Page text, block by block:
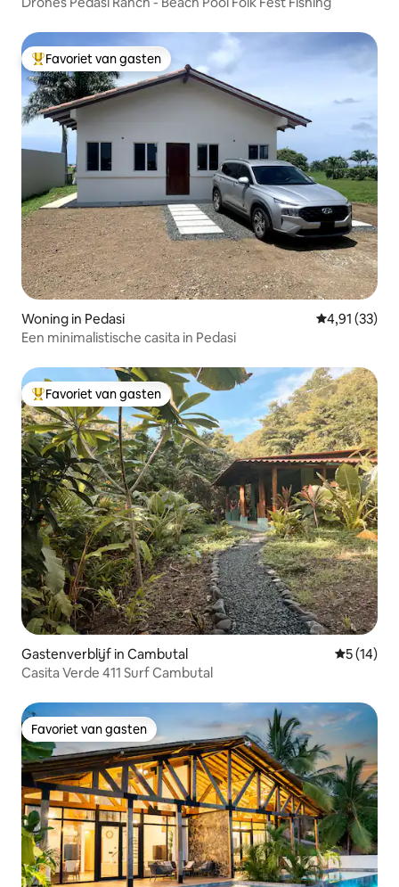
Topfavoriet van gasten
Favoriet van gasten
Woning in Pedasi Gemiddelde
4,91 (33)
Een minimalistische casita in Pedasi
Topfavoriet van gasten
Favoriet van gasten
Gastenverblijf in Cambutal
5 (14)
Casita Verde 411 Surf Cambutal
Favoriet van gasten
Favoriet van gasten